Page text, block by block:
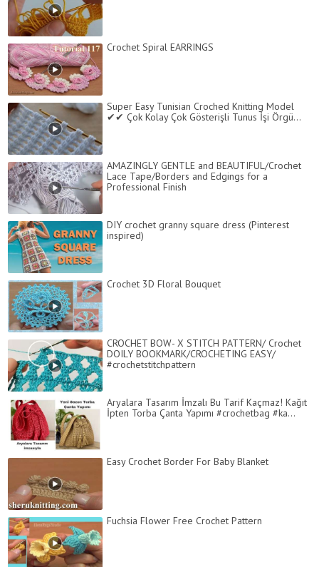
Crochet Spiral EARRINGS
Super Easy Tunisian Croched Knitting Model
✔✔ Çok Kolay Çok Gösterişli Tunus İşi Örgü...
AMAZINGLY GENTLE and BEAUTIFUL/Crochet
Lace Tape/Borders and Edgings for a
Professional Finish
DIY crochet granny square dress (Pinterest
inspired)
Crochet 3D Floral Bouquet
CROCHET BOW- X STITCH PATTERN/ Crochet
DOILY BOOKMARK/CROCHETING EASY/
#crochetstitchpattern
Aryalara Tasarım İmzalı Bu Tarif Kaçmaz! Kağıt
İpten Torba Çanta Yapımı #crochetbag #ka...
Easy Crochet Border For Baby Blanket
Fuchsia Flower Free Crochet Pattern